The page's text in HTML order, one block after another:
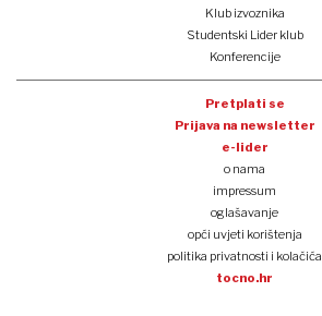
Klub izvoznika
Studentski Lider klub
Konferencije
Pretplati se
Prijava na newsletter
e-lider
o nama
impressum
oglašavanje
opći uvjeti korištenja
politika privatnosti i kolačića
tocno.hr